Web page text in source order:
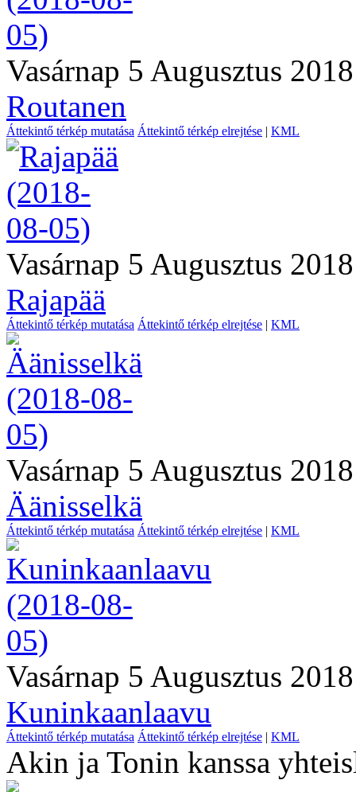
Vasárnap 5 Augusztus 2018
Routanen
Áttekintő térkép mutatása Áttekintő térkép elrejtése | KML
Vasárnap 5 Augusztus 2018
Rajapää
Áttekintő térkép mutatása Áttekintő térkép elrejtése | KML
Vasárnap 5 Augusztus 2018
Äänisselkä
Áttekintő térkép mutatása Áttekintő térkép elrejtése | KML
Vasárnap 5 Augusztus 2018
Kuninkaanlaavu
Áttekintő térkép mutatása Áttekintő térkép elrejtése | KML
Akin ja Tonin kanssa